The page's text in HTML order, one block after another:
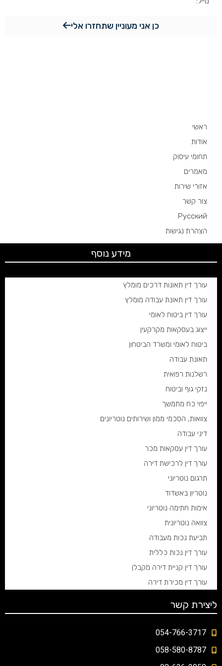
כן אני מעוניין שתחזרו אלי
ראשי
אודות
תחומי עיסוק
מאמרים
אזורי שירות
צור קשר
Русский
הצהרת נגישות
מידע נוסף
עורך דין תאונות דרכים מומלץ
עורך דין תאונת עבודה מומלץ
עורך דין ביטוח לאומי
ייצוג בעסקאות מקרקעין
ביטוח לאומי ומשרד הביטחון
תאונת עבודה
רשלנות רפואית
נזקי גוף וביטוח
ייפוי כח מתמשך
צוואות, הסכמי ממון ושירותים נוטריונים
דיני עבודה
עורך דין עסקאות מכר
עורך דין לרכישת דירה
תרגום נוטריוני
נוטריון באשדוד
אימות חתימה נוטריוני
צוואה נוטריונית
תביעת נכות מעבודה
עורך דין נכות כללית
עורך דין קניית דירה מקבלן
עורך דין מכירת דירה
ליצירת קשר
054-766-3717
058-580-8787